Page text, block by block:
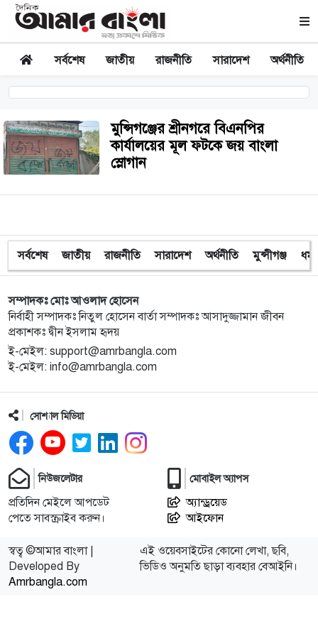
সর্বশেষ জাতীয় রাজনীতি সারাদেশ অর্থনীতি
মুন্সিগঞ্জের শ্রীনগরে বিএনপির
কার্যালয়ের মূল ফটকে জয় বাংলা
স্লোগান
সর্বশেষ জাতীয় রাজনীতি সারাদেশ অর্থনীতি মুন্সীগঞ্জ ধর্ম
সম্পাদকঃ মোঃ আওলাদ হোসেন
নির্বাহী সম্পাদকঃ নিতুল হোসেন বার্তা সম্পাদকঃ আসাদুজ্জামান জীবন
প্রকাশকঃ দ্বীন ইসলাম হৃদয়
ই-মেইল: support@amrbangla.com
ই-মেইল: info@amrbangla.com
সোশ্যাল মিডিয়া
নিউজলেটার
প্রতিদিন মেইলে আপডেট
পেতে সাবস্ক্রাইব করুন।
মোবাইল অ্যাপস
অ্যান্ড্রয়েড
আইফোন
স্বত্ব ©আমার বাংলা |
Developed By
Amrbangla.com
এই ওয়েবসাইটের কোনো লেখা, ছবি,
ভিডিও অনুমতি ছাড়া ব্যবহার বেআইনি।